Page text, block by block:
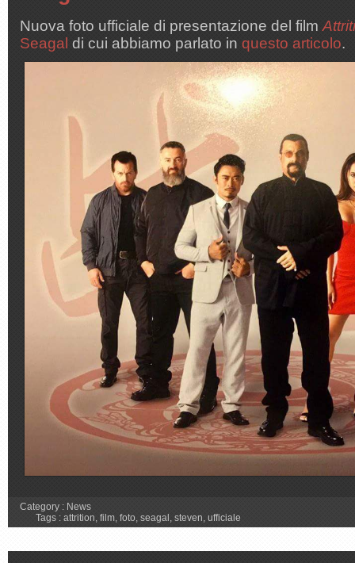
Nuova foto ufficiale di presentazione del film
Seagal di cui abbiamo parlato in questo articolo.
Category : News
Tags : attrition, film, foto, seagal , steven, ufficiale